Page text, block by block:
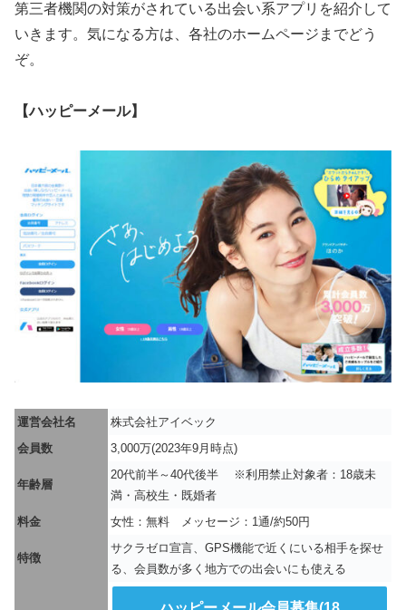
第三者機関の対策がされている出会い系アプリを紹介して
いきます。気になる方は、各社のホームページまでどう
ぞ。
【ハッピーメール】
運営会社名
株式会社アイベック
会員数
3,000万(2023年9月時点)
年齢層
20代前半～40代後半 ※利用禁止対象者：18歳未
満・高校生・既婚者
料金
女性：無料 メッセージ：1通/約50円
特徴
サクラゼロ宣言、GPS機能で近くにいる相手を探せ
る、会員数が多く地方での出会いにも使える